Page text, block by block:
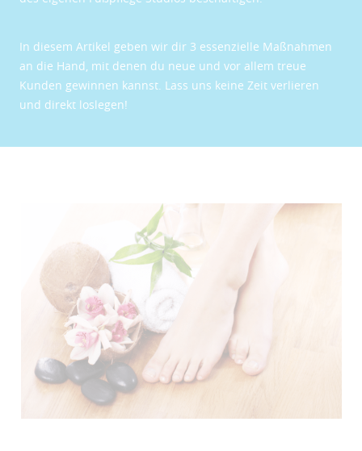
In diesem Artikel geben wir dir 3 essenzielle Maßnahmen
an die Hand, mit denen du neue und vor allem treue
Kunden gewinnen kannst. Lass uns keine Zeit verlieren
und direkt loslegen!